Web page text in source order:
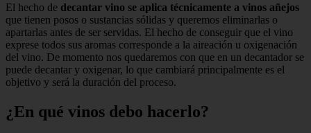
El hecho de decantar vino se aplica técnicamente a vinos añejos
que tienen posos o sustancias sólidas y queremos eliminarlas o
apartarlas antes de ser servidas. El hecho de conseguir que el vino
exprese todos sus aromas corresponde a la aireación u oxigenación
del vino. De momento nos quedaremos con que en un decantador se
puede decantar y oxigenar, lo que cambiará principalmente es el
objetivo y será la duración del proceso.
¿En qué vinos debo hacerlo?